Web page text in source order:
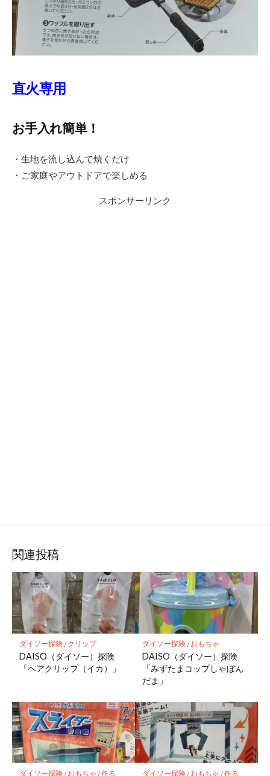
直火専用
お手入れ簡単！
・生地を流し込んで焼くだけ
・ご家庭やアウトドアで楽しめる
スポンサーリンク
関連投稿
ダイソー探険/ クリップ
DAISO（ダイソー）探険
「ヘアクリップ（イカ）」
ダイソー探険/ おもちゃ
DAISO（ダイソー）探険
「みずたまコップしゃぼん
だま」
ダイソー探険/ おもちゃ /作る ダイソー探険/ おもちゃ /作る